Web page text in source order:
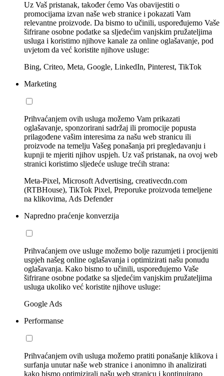
Uz Vaš pristanak, također ćemo Vas obavijestiti o
promocijama izvan naše web stranice i pokazati Vam
relevantne proizvode. Da bismo to učinili, uspoređujemo Vaše
šifrirane osobne podatke sa sljedećim vanjskim pružateljima
usluga i koristimo njihove kanale za online oglašavanje, pod
uvjetom da već koristite njihove usluge:
Bing, Criteo, Meta, Google, LinkedIn, Pinterest, TikTok
Marketing
Prihvaćanjem ovih usluga možemo Vam prikazati
oglašavanje, sponzorirani sadržaj ili promocije popusta
prilagođene vašim interesima za našu web stranicu ili
proizvode na temelju Vašeg ponašanja pri pregledavanju i
kupnji te mjeriti njihov uspjeh. Uz vaš pristanak, na ovoj web
stranici koristimo sljedeće usluge trećih strana:
Meta-Pixel, Microsoft Advertising, creativecdn.com
(RTBHouse), TikTok Pixel, Preporuke proizvoda temeljene
na klikovima, Ads Defender
Napredno praćenje konverzija
Prihvaćanjem ove usluge možemo bolje razumjeti i procijeniti
uspjeh našeg online oglašavanja i optimizirati našu ponudu
oglašavanja. Kako bismo to učinili, uspoređujemo Vaše
šifrirane osobne podatke sa sljedećim vanjskim pružateljima
usluga ukoliko već koristite njihove usluge:
Google Ads
Performanse
Prihvaćanjem ovih usluga možemo pratiti ponašanje klikova i
surfanja unutar naše web stranice i anonimno ih analizirati
kako bismo optimizirali našu web stranicu i kontinuirano